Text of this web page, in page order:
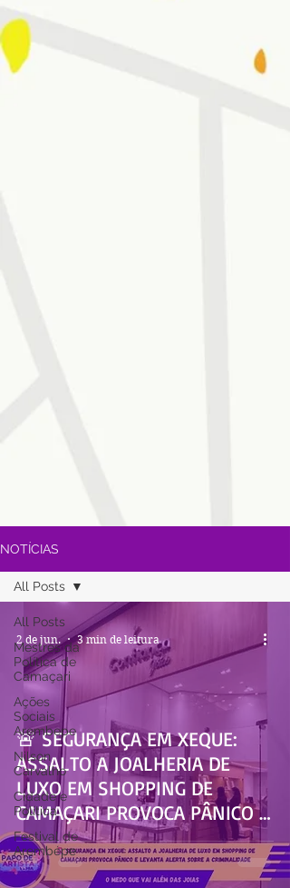
NOTÍCIAS
All Posts
Mestres da
Política de
Camaçari
Ações
Sociais
Arembepe
Nilson
Carvalho
Cidade e
Política
Festival de
Arembépe
All Posts
🚨 SEGURANÇA EM XEQUE:
ASSALTO A JOALHERIA DE
LUXO EM SHOPPING DE
CAMAÇARI PROVOCA PÂNICO E
LEVANTA ALERTA SOBRE A
CRIMINALIDADE
2 de jun. 3 min de leitura